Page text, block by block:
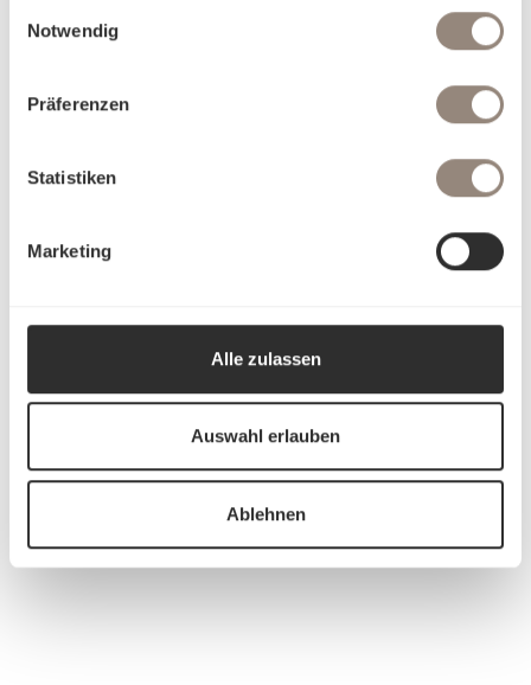
Notwendig
Präferenzen
Statistiken
Marketing
Alle zulassen
Auswahl erlauben
Ablehnen